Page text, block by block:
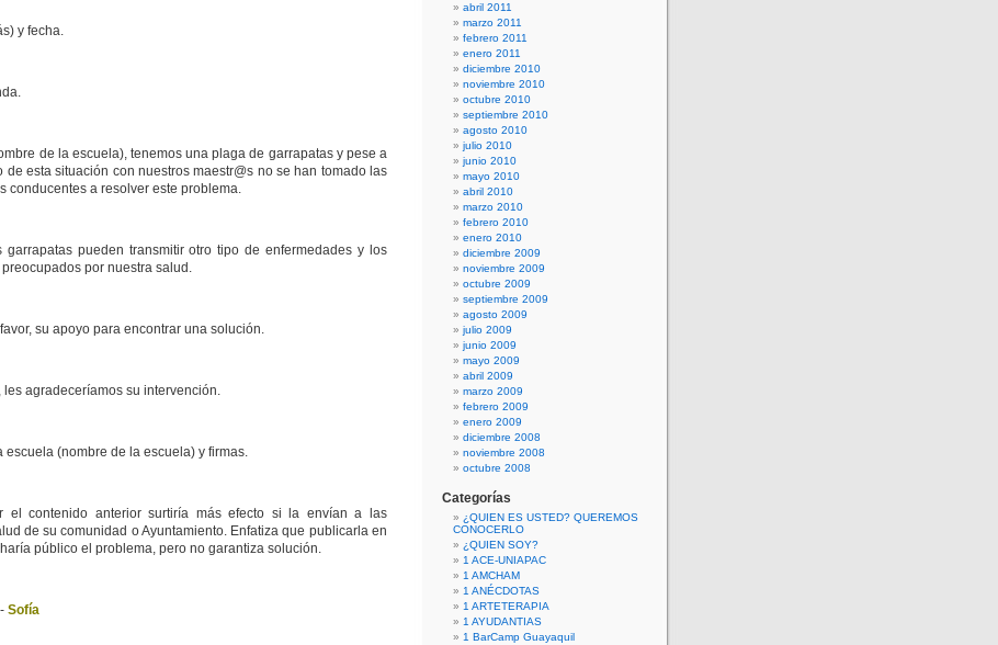
y fecha.
de la escuela), tenemos una plaga de garrapatas y pese a
de esta situación con nuestros maestr@s no se han tomado las
conducentes a resolver este problema.
garrapatas pueden transmitir otro tipo de enfermedades y los
por nuestra salud.
su apoyo para encontrar una solución.
les agradeceríamos su intervención.
escuela (nombre de la escuela) y firmas.
el contenido anterior surtiría más efecto si la envían a las
de su comunidad o Ayuntamiento. Enfatiza que publicarla en
público el problema, pero no garantiza solución.
Sofía
abril 2011
marzo 2011
febrero 2011
enero 2011
diciembre 2010
noviembre 2010
octubre 2010
septiembre 2010
agosto 2010
julio 2010
junio 2010
mayo 2010
abril 2010
marzo 2010
febrero 2010
enero 2010
diciembre 2009
noviembre 2009
octubre 2009
septiembre 2009
agosto 2009
julio 2009
junio 2009
mayo 2009
abril 2009
marzo 2009
febrero 2009
enero 2009
diciembre 2008
noviembre 2008
octubre 2008
Categorías
¿QUIEN ES USTED? QUEREMOS
CONOCERLO
¿QUIEN SOY?
1 ACE-UNIAPAC
1 AMCHAM
1 ANÉCDOTAS
1 ARTETERAPIA
1 AYUDANTIAS
1 BarCamp Guayaquil